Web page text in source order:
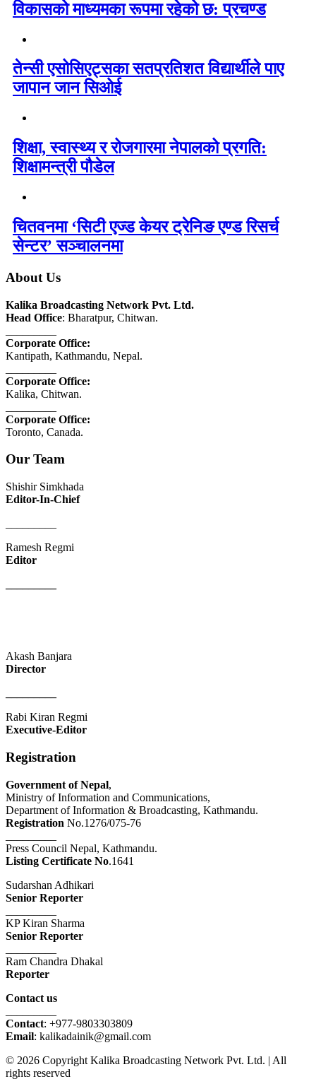
विकासको माध्यमका रूपमा रहेको छ: प्रचण्ड
तेन्सी एसोसिएट्सका सतप्रतिशत विद्यार्थीले पाए
जापान जान सिओई
शिक्षा, स्वास्थ्य र रोजगारमा नेपालको प्रगति:
शिक्षामन्त्री पौडेल
चितवनमा ‘सिटी एज्ड केयर ट्रेनिङ एण्ड रिसर्च
सेन्टर’ सञ्चालनमा
About Us
Kalika Broadcasting Network Pvt. Ltd.
Head Office: Bharatpur, Chitwan.
Corporate Office:
Kantipath, Kathmandu, Nepal.
Corporate Office:
Kalika, Chitwan.
Corporate Office:
Toronto, Canada.
Our Team
Shishir Simkhada
Editor-In-Chief
Ramesh Regmi
Editor
Akash Banjara
Director
Rabi Kiran Regmi
Executive-Editor
Registration
Government of Nepal,
Ministry of Information and Communications,
Department of Information & Broadcasting, Kathmandu.
Registration No.1276/075-76
Press Council Nepal, Kathmandu.
Listing Certificate No.1641
Sudarshan Adhikari
Senior Reporter
KP Kiran Sharma
Senior Reporter
Ram Chandra Dhakal
Reporter
Contact us
Contact: +977-9803303809
Email: kalikadainik@gmail.com
© 2026 Copyright Kalika Broadcasting Network Pvt. Ltd. | All
rights reserved